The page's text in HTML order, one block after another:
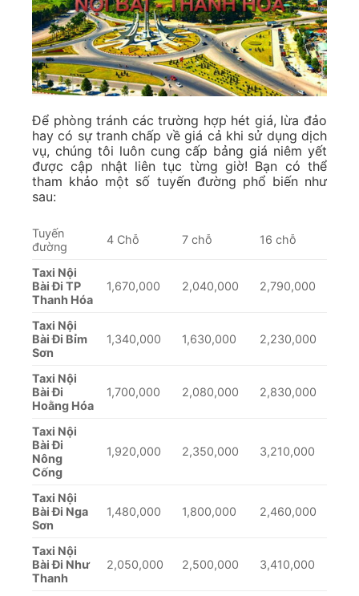
Để phòng tránh các trường hợp hét giá, lừa đảo
hay có sự tranh chấp về giá cả khi sử dụng dịch
vụ, chúng tôi luôn cung cấp bảng giá niêm yết
được cập nhật liên tục từng giờ! Bạn có thể
tham khảo một số tuyến đường phổ biến như
sau:
Tuyến
đường
4 Chỗ 7 chỗ 16 chỗ
Taxi Nội
Bài Đi TP
Thanh Hóa
1,670,000 2,040,000 2,790,000
Taxi Nội
Bài Đi Bỉm
Sơn
1,340,000 1,630,000 2,230,000
Taxi Nội
Bài Đi
Hoằng Hóa
1,700,000 2,080,000 2,830,000
Taxi Nội
Bài Đi
Nông
Cống
1,920,000 2,350,000 3,210,000
Taxi Nội
Bài Đi Nga
Sơn
1,480,000 1,800,000 2,460,000
Taxi Nội
Bài Đi Như
Thanh
2,050,000 2,500,000 3,410,000